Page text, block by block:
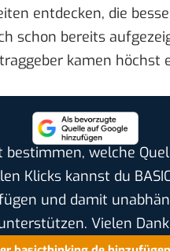
entdecken, die
schon bereits
kamen höchst
bestimmen, welche
Klicks kannst du
und damit
Vielen